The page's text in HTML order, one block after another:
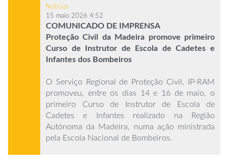
Notícias
15 maio 2026 4:52
COMUNICADO DE IMPRENSA
Proteção Civil da Madeira promove primeiro
Curso de Instrutor de Escola de Cadetes e
Infantes dos Bombeiros
O Serviço Regional de Proteção Civil, IP-RAM
promoveu, entre os dias 14 e 16 de maio, o
primeiro Curso de Instrutor de Escola de
Cadetes e Infantes realizado na Região
Autónoma da Madeira, numa ação ministrada
pela Escola Nacional de Bombeiros.